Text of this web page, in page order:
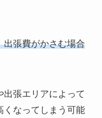
出張費がかさむ場合
出張エリアによって
くなってしまう可能